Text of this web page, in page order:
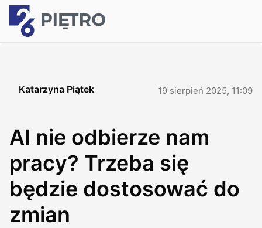
Katarzyna Piątek 19 sierpień 2025, 11:09
AI nie odbierze nam
pracy? Trzeba się
będzie dostosować do
zmian